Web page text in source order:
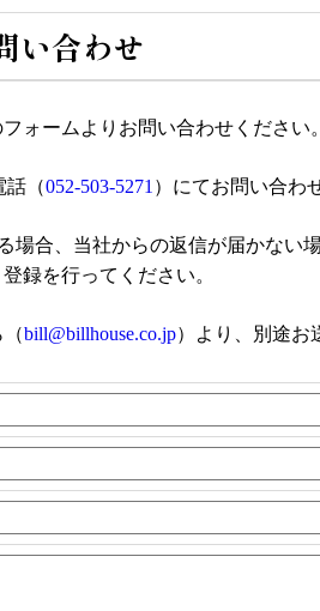
い合わせ
ォームよりお問い合わせください。
話（052-503-5271 ）にてお問い合わ
合、当社からの返信が届かない
録を行ってください。
bill@billhouse.co.jp）より、別途お